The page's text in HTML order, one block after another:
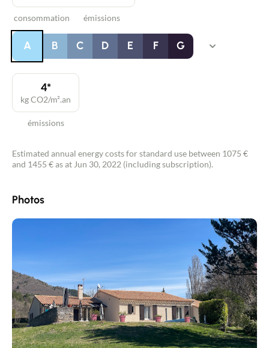
consommation émissions
A B C D E F G
émissions
4*
kg CO2/m².an
Estimated annual energy costs for standard use between 1075 €
and 1455 € as at Jun 30, 2022 (including subscription).
Photos